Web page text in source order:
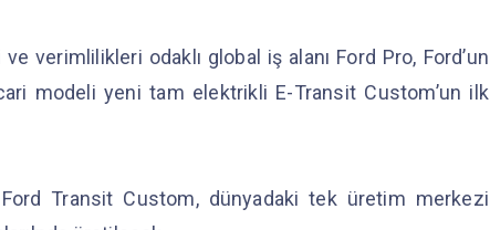
verimlilikleri odaklı global iş alanı Ford Pro, Ford’un
modeli yeni tam elektrikli E-Transit Custom’un ilk
Transit Custom, dünyadaki tek üretim merkezi